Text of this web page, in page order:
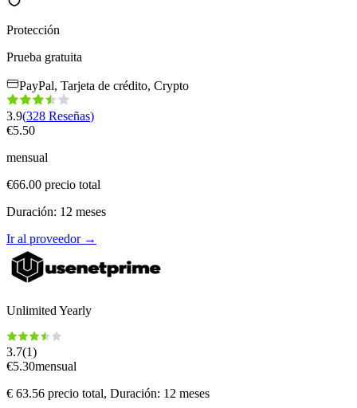
Protección
Prueba gratuita
PayPal, Tarjeta de crédito, Crypto
3.9(328 Reseñas)
€5.50
mensual
€66.00 precio total
Duración: 12 meses
Ir al proveedor→
Unlimited Yearly
3.7(1)
€5.30mensual
€ 63.56 precio total, Duración: 12 meses